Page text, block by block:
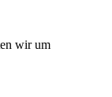
wir um